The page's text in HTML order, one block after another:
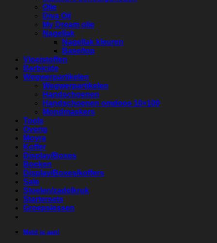
Olie
Diva Oil
My Dream olie
Nagellak
Nagellak kleuren
Base/top
Vloeistoffen
Barbicide
Wegwerpartikelen
Wegwerpartikelen
Handschoenen
Handschoenen omdoos 10×100
Mondmaskers
Tools
Overig
Moyra
Koffer
Display/Boxes
Boeken
Display/Boxes/koffers
Sale
Stoelen/zadelkruk
Startersets
Groepslessen
Meld je aan!